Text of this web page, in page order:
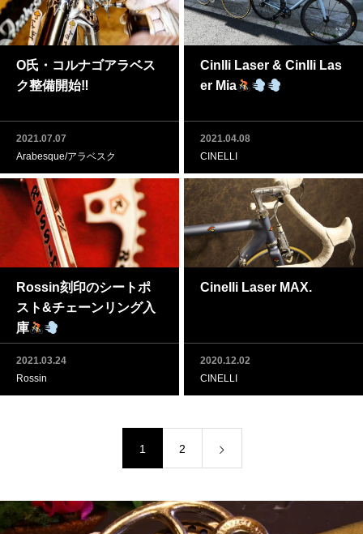
O氏・コルナゴアラベス
ク整備開始‼
2021.07.07
Arabesque/アラベスク
Cinlli Laser & Cinlli Las
er Mia
2021.04.08
CINELLI
Rossin刻印のシートポ
スト&チェーンリング入
庫
2021.03.24
Rossin
Cinelli Laser MAX.
2020.12.02
CINELLI
1 2